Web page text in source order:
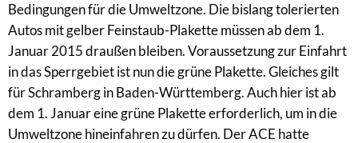
Bedingungen für die Umweltzone. Die bislang tolerierten
Autos mit gelber Feinstaub-Plakette müssen ab dem 1.
Januar 2015 draußen bleiben. Voraussetzung zur Einfahrt
in das Sperrgebiet ist nun die grüne Plakette. Gleiches gilt
für Schramberg in Baden-Württemberg. Auch hier ist ab
dem 1. Januar eine grüne Plakette erforderlich, um in die
Umweltzone hineinfahren zu dürfen. Der ACE hatte